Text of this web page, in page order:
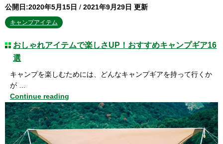
公開日:2020年5月15日 / 2021年9月29日 更新
キャンプアイテム
おしゃれアイテムで楽しさUP！おすすめキャンプギア16
選
キャンプを楽しむためには、どんなキャンプギアを持って行くか
が …
Continue reading